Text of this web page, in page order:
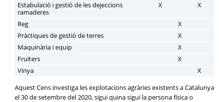
Estabulació i gestió de les dejeccions
ramaderes
X X
Reg
X
Pràctiques de gestió de terres
X
Maquinària i equip
X
Fruiters
X
Vinya
X
Aquest Cens investiga les explotacions agràries existents a Catalunya
el 30 de setembre del 2020, sigui quina sigui la persona física o